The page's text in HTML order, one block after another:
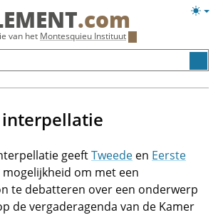
.com
van het Montesquieu Instituut
interpellatie
geeftTweede en Eerste
mogelijkheid om met een
te debatteren over een onderwerp
de vergaderagenda van de Kamer